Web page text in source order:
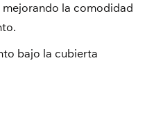
la comodidad
bajo la cubierta